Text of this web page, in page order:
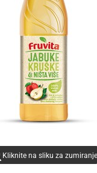
Kliknite na sliku za zumiranje